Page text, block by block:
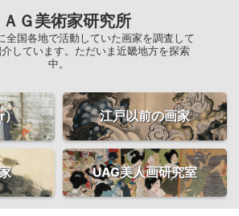
ＡＧ美術家研究所
全国各地で活動していた画家を調査して
しています。ただいま近畿地方を探索
中。
） 江戸以前の画家
UAG美人画研究室